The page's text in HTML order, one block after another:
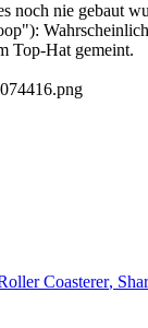
noch nie gebaut
Top-Hat gemeint.
Coasterer,